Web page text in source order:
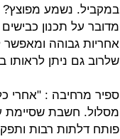
במקביל. נשמע מפוצץ?
מדובר על תכנון
אחריות גבוהה
שלרוב גם ניתן
ספיר מרחיבה : "אחרי
מסלול. חשבת שסיימת
פותח דלתות רבות